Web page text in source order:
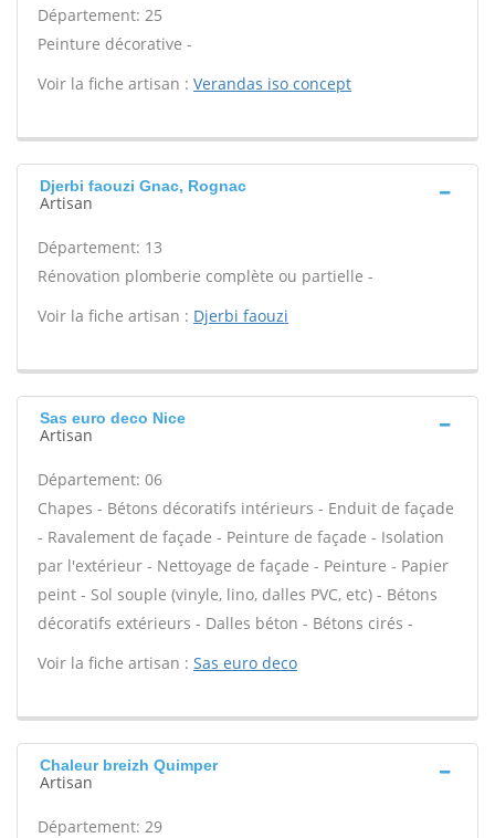
Département: 25
Peinture décorative -
Voir la fiche artisan : Verandas iso concept
Djerbi faouzi Gnac, Rognac
Artisan
Département: 13
Rénovation plomberie complète ou partielle -
Voir la fiche artisan : Djerbi faouzi
Sas euro deco Nice
Artisan
Département: 06
Chapes - Bétons décoratifs intérieurs - Enduit de façade
- Ravalement de façade - Peinture de façade - Isolation
par l'extérieur - Nettoyage de façade - Peinture - Papier
peint - Sol souple (vinyle, lino, dalles PVC, etc) - Bétons
décoratifs extérieurs - Dalles béton - Bétons cirés -
Voir la fiche artisan : Sas euro deco
Chaleur breizh Quimper
Artisan
Département: 29